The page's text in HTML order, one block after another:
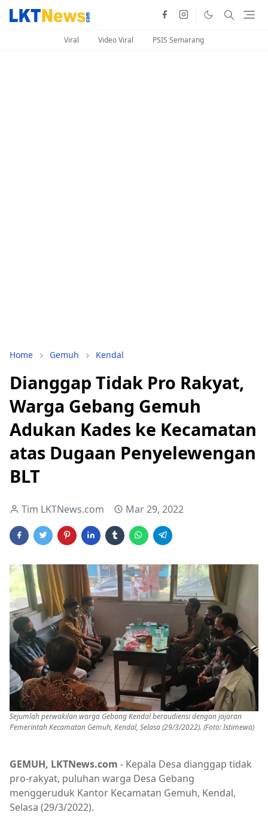
Viral Video Viral PSIS Semarang
Home Gemuh Kendal
Dianggap Tidak Pro Rakyat,
Warga Gebang Gemuh
Adukan Kades ke Kecamatan
atas Dugaan Penyelewengan
BLT
Tim LKTNews.com Mar 29, 2022
Sejumlah perwakilan warga Gebang Kendal beraudiensi dengan jajaran
Pemerintah Kecamatan Gemuh, Kendal, Selasa (29/3/2022). (Foto: Istimewa)
GEMUH, LKTNews.com - Kepala Desa dianggap tidak
pro-rakyat, puluhan warga Desa Gebang
menggeruduk Kantor Kecamatan Gemuh, Kendal,
Selasa (29/3/2022).